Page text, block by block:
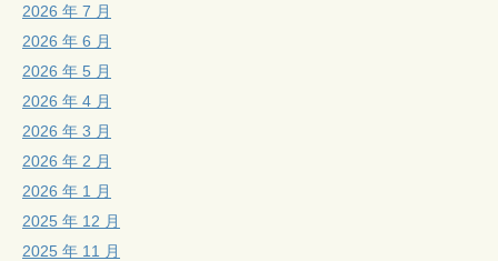
2026 年 7 月
2026 年 6 月
2026 年 5 月
2026 年 4 月
2026 年 3 月
2026 年 2 月
2026 年 1 月
2025 年 12 月
2025 年 11 月